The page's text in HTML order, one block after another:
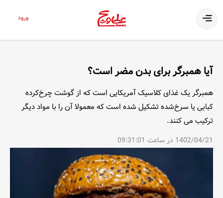
ورود
آیا همبرگر برای بدن مضر است؟
1402/04/21 در ساعت 09:31:01
همبرگر یک غذای کلاسیک آمریکایی است که از گوشت چرخ‌کرده
کبابی یا سرخ‌شده تشکیل شده است که معمولا آن را با مواد دیگر
ترکیب می کنند.